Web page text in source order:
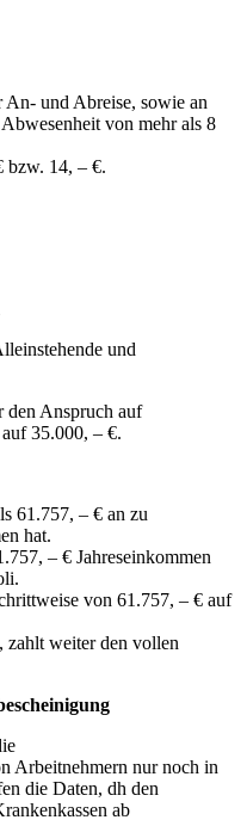
und Abreise, sowie an
von mehr als 8
bzw. 14, – €.
und
den Anspruch auf
35.000, – €.
61.757, – € an zu
hat.
– € Jahreseinkommen
von 61.757, – € auf
weiter den vollen
Arbeitnehmern nur noch in
die Daten, dh den
ab